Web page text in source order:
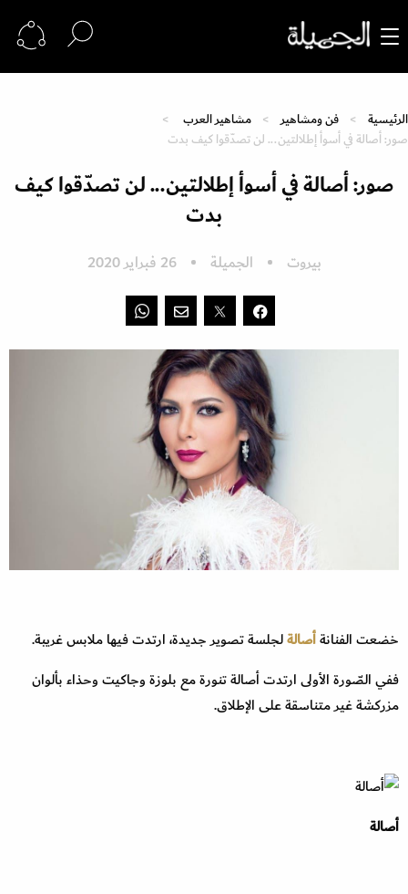
الرئيسية فن ومشاهير
مشاهير العرب
صور: أصالة في أسوأ إطلالتين... لن تصدّقوا كيف بدت
صور: أصالة في أسوأ إطلالتين... لن تصدّقوا كيف
بدت
بيروت الجميلة 26 فبراير 2020
خضعت الفنانةأصالةلجلسة تصوير جديدة، ارتدت فيها ملابس غريبة.
ففي الصّورة الأولى ارتدت أصالة تنورة مع بلوزة وجاكيت وحذاء بألوان
مزركشة غير متناسقة على الإطلاق.
أصالة